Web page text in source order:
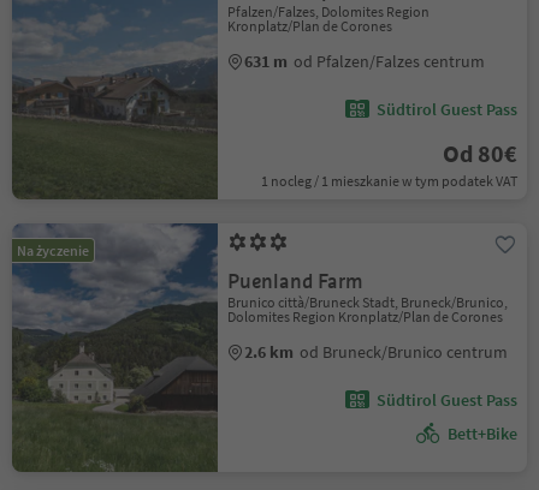
Pfalzen/Falzes, Dolomites Region
Kronplatz/Plan de Corones
631 m od Pfalzen/Falzes centrum
Südtirol Guest Pass
Od 80€
1 nocleg / 1 mieszkanie w tym podatek VAT
Na życzenie
Puenland Farm
Brunico città/Bruneck Stadt, Bruneck/Brunico,
Dolomites Region Kronplatz/Plan de Corones
2.6 km od Bruneck/Brunico centrum
Südtirol Guest Pass
Bett+Bike